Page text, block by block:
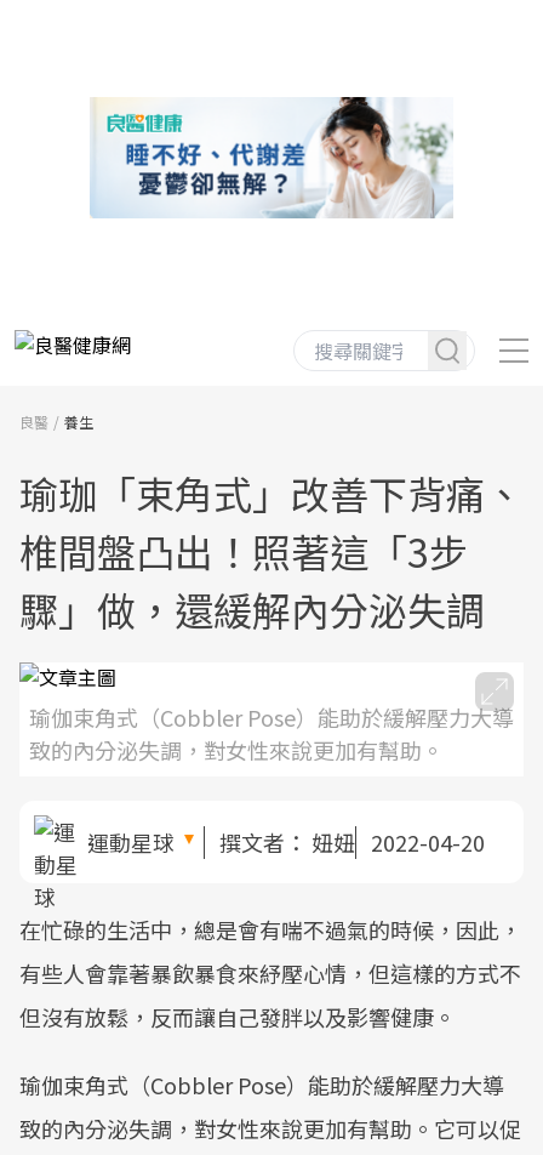
良醫 養生
瑜珈「束角式」改善下背痛、
椎間盤凸出！照著這「3步
驟」做，還緩解內分泌失調
瑜伽束角式（Cobbler Pose）能助於緩解壓力大導
致的內分泌失調，對女性來說更加有幫助。
運動星球 撰文者： 妞妞 2022-04-20
在忙碌的生活中，總是會有喘不過氣的時候，因此，
有些人會靠著暴飲暴食來紓壓心情，但這樣的方式不
但沒有放鬆，反而讓自己發胖以及影響健康。
瑜伽束角式（Cobbler Pose）能助於緩解壓力大導
致的內分泌失調，對女性來說更加有幫助。它可以促